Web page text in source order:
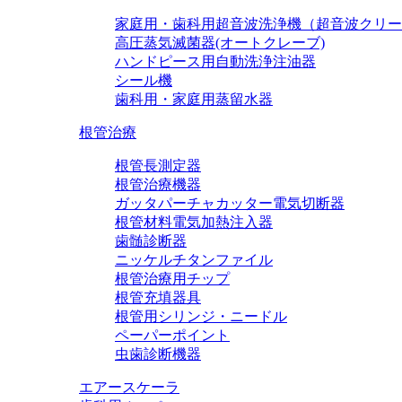
家庭用・歯科用超音波洗浄機（超音波クリ
高圧蒸気滅菌器(オートクレーブ)
ハンドピース用自動洗浄注油器
シール機
歯科用・家庭用蒸留水器
根管治療
根管長測定器
根管治療機器
ガッタパーチャカッター電気切断器
根管材料電気加熱注入器
歯髄診断器
ニッケルチタンファイル
根管治療用チップ
根管充填器具
根管用シリンジ・ニードル
ペーパーポイント
虫歯診断機器
エアースケーラ